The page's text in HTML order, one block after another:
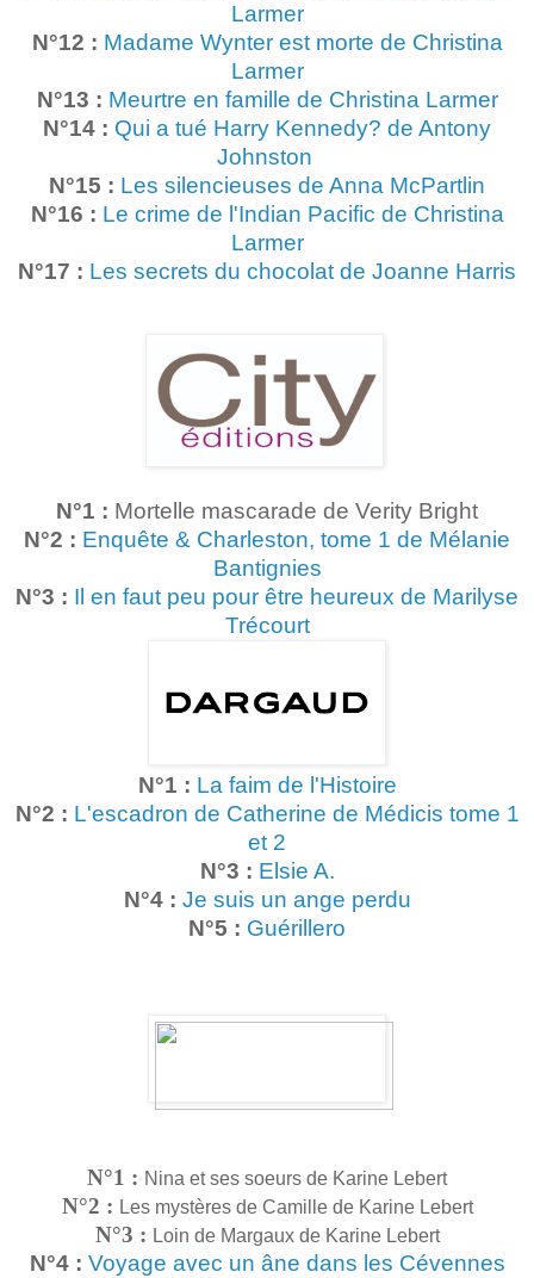
Larmer
N°12 : Madame Wynter est morte de Christina
Larmer
N°13 : Meurtre en famille de Christina Larmer
N°14 : Qui a tué Harry Kennedy? de Antony
Johnston
N°15 : Les silencieuses de Anna McPartlin
N°16 : Le crime de l'Indian Pacific de Christina
Larmer
N°17 : Les secrets du chocolat de Joanne Harris
N°1 : Mortelle mascarade de Verity Bright
N°2 : Enquête & Charleston, tome 1 de Mélanie
Bantignies
N°3 : Il en faut peu pour être heureux de Marilyse
Trécourt
N°1 : La faim de l'Histoire
N°2 : L'escadron de Catherine de Médicis tome 1
et 2
N°3 : Elsie A.
N°4 : Je suis un ange perdu
N°5 : Guérillero
N°1 : Nina et ses soeurs de Karine Lebert
N°2 : Les mystères de Camillede Karine Lebert
N°3 : Loin de Margaux de Karine Lebert
N°4 : Voyage avec un âne dans les Cévennes